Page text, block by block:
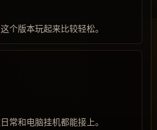
个版本玩起来比较轻松。
常和电脑挂机都能接上。